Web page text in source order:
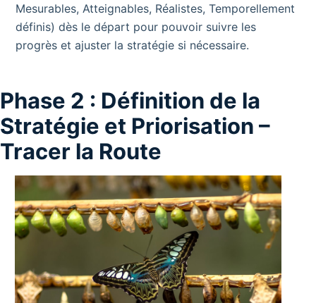
Mesurables, Atteignables, Réalistes, Temporellement
définis) dès le départ pour pouvoir suivre les
progrès et ajuster la stratégie si nécessaire.
Phase 2 : Définition de la
Stratégie et Priorisation –
Tracer la Route